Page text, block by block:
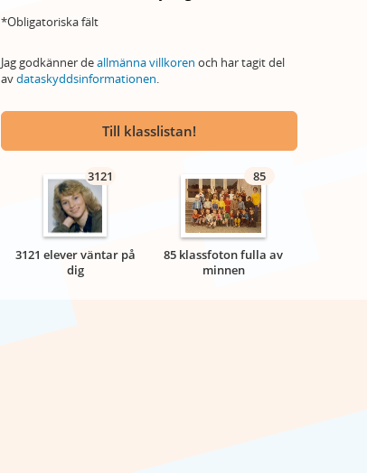
*Obligatoriska fält
Jag godkänner deallmänna villkoren och har tagit del
avdataskyddsinformationen.
Till klasslistan!
3121
3121 elever väntar på
dig
85
85 klassfoton fulla av
minnen